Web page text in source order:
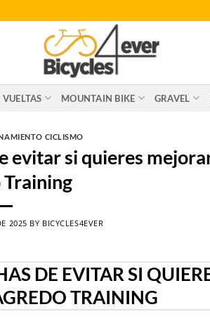
MOUNTAIN BIKE GRAVEL
CICLISMO
evitar si quieres
Training
2025 BY BICYCLES4EVER
DE EVITAR SI
TRAINING